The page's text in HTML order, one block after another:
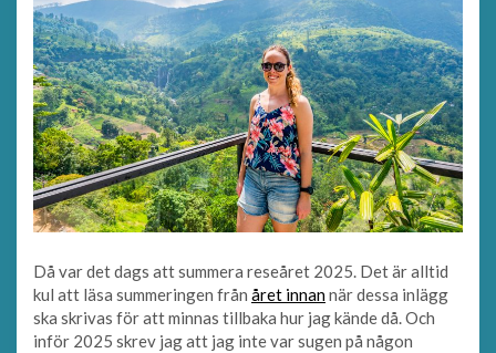
Då var det dags att summera reseåret 2025. Det är alltid
kul att läsa summeringen från året innannär dessa inlägg
ska skrivas för att minnas tillbaka hur jag kände då. Och
inför 2025 skrev jag att jag inte var sugen på någon